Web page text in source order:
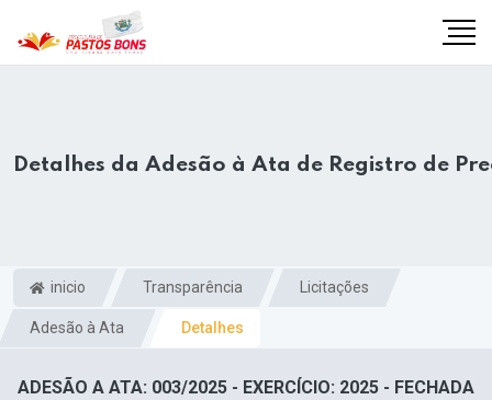
Detalhes da Adesão à Ata de Registro de
inicio Transparência Licitações
Adesão à Ata Detalhes
ADESÃO A ATA: 003/2025 - EXERCÍCIO: 2025 - FECHADA